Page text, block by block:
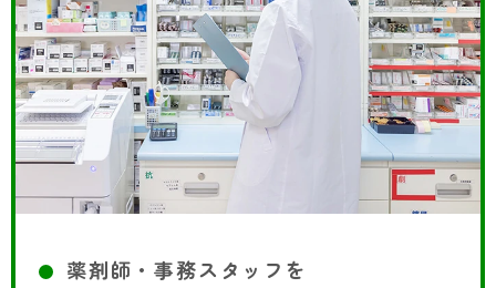
薬剤師・事務スタッフを